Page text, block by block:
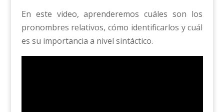
En este video, aprenderemos cuáles son los
pronombres relativos, cómo identificarlos y cuál
es su importancia a nivel sintáctico.